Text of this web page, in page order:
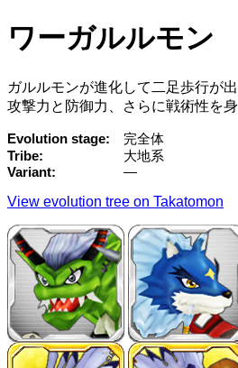
ワーガルルモン
ガルルモンが進化して二足歩行が
攻撃力と防御力、さらに戦術性を
Evolution stage
完全体
Tribe
大地系
Variant
—
View evolution tree on Takatomon